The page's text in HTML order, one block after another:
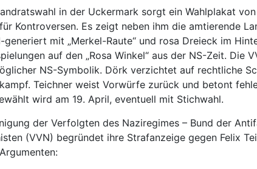
in der Uckermark sorgt ein Wahlplakat
Kontroversen. Es zeigt neben ihm die amtierende
generiert mit „Merkel-Raute“ und rosa Dreieck im
auf den „Rosa Winkel“ aus der NS-Zeit. Die
NS-Symbolik. Dörk verzichtet auf rechtliche
Teichner weist Vorwürfe zurück und betont
wird am 19. April, eventuell mit Stichwahl.
der Verfolgten des Naziregimes – Bund der
(VVN) begründet ihre Strafanzeige gegen Felix